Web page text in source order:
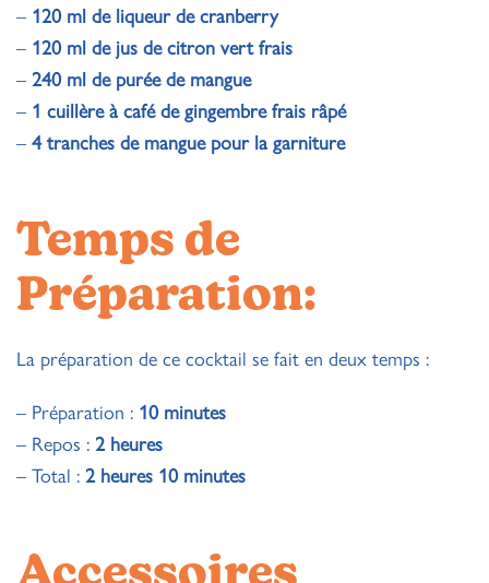
– 120 ml de liqueur de cranberry
– 120 ml de jus de citron vert frais
– 240 ml de purée de mangue
– 1 cuillère à café de gingembre frais râpé
– 4 tranches de mangue pour la garniture
Temps de
Préparation:
La préparation de ce cocktail se fait en deux temps :
– Préparation : 10 minutes
– Repos : 2 heures
– Total : 2 heures 10 minutes